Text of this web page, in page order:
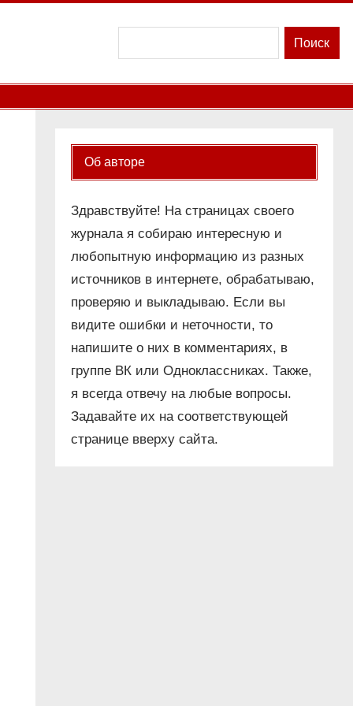
Поиск
Об авторе
Здравствуйте! На страницах своего
журнала я собираю интересную и
любопытную информацию из разных
источников в интернете, обрабатываю,
проверяю и выкладываю. Если вы
видите ошибки и неточности, то
напишите о них в комментариях, в
группе ВК или Одноклассниках. Также,
я всегда отвечу на любые вопросы.
Задавайте их на соответствующей
странице вверху сайта.